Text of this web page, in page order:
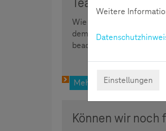
Wie werden Kinder dafür
demokratischen
beachten sind?
Mehr lesen
Können wir
Weitere
Einstellungen